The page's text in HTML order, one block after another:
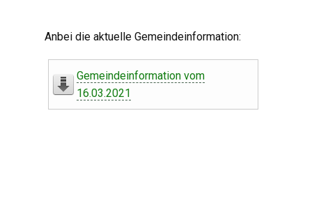
Leben in Oberdorf
Anbei die aktuelle Gemeindeinformation:
Gemeindeinformation vom
16.03.2021